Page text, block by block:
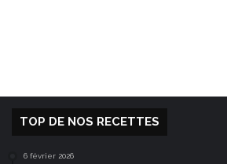
TOP DE NOS RECETTES
6 février 2026